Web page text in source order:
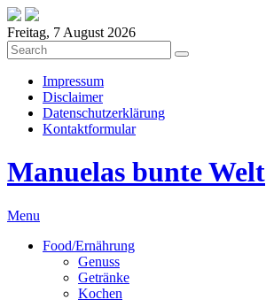
Freitag, 7 August 2026
Impressum
Disclaimer
Datenschutzerklärung
Kontaktformular
Manuelas bunte Welt
Menu
Food/Ernährung
Genuss
Getränke
Kochen